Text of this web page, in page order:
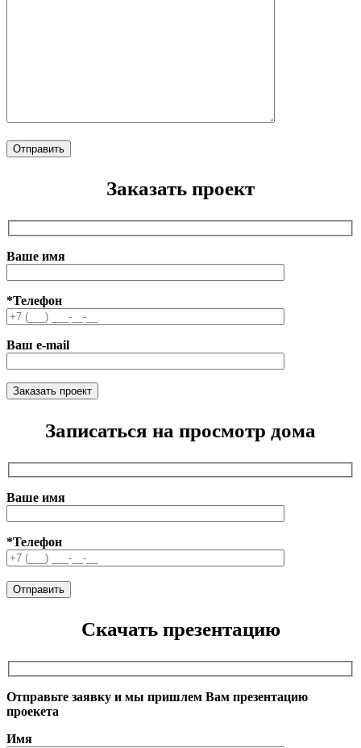
Заказать проект
Ваше имя
*Телефон
Ваш e-mail
Записаться на просмотр дома
Ваше имя
*Телефон
Скачать презентацию
Отправьте заявку и мы пришлем Вам презентацию
проекета
Имя